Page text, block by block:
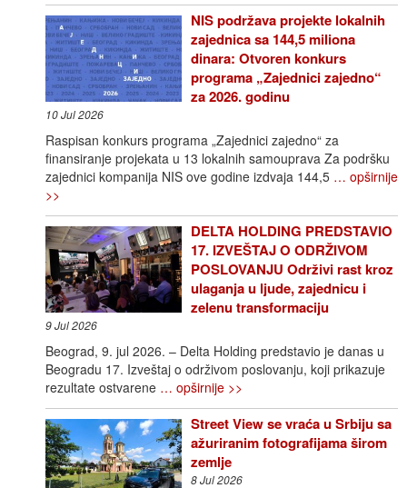
NIS podržava projekte lokalnih
zajednica sa 144,5 miliona
dinara: Otvoren konkurs
programa „Zajednici zajedno“
za 2026. godinu
10 Jul 2026
Raspisan konkurs programa „Zajednici zajedno“ za
finansiranje projekata u 13 lokalnih samouprava Za podršku
zajednici kompanija NIS ove godine izdvaja 144,5 … opširnije
>>
DELTA HOLDING PREDSTAVIO
17. IZVEŠTAJ O ODRŽIVOM
POSLOVANJU Održivi rast kroz
ulaganja u ljude, zajednicu i
zelenu transformaciju
9 Jul 2026
Beograd, 9. jul 2026. – Delta Holding predstavio je danas u
Beogradu 17. Izveštaj o održivom poslovanju, koji prikazuje
rezultate ostvarene … opširnije >>
Street View se vraća u Srbiju sa
ažuriranim fotografijama širom
zemlje
8 Jul 2026